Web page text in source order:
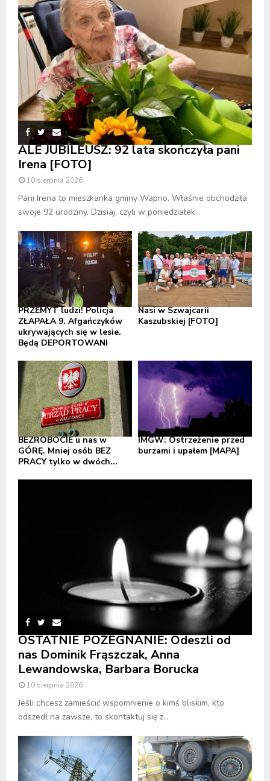
ALE JUBILEUSZ: 92 lata skończyła pani
Irena [FOTO]
10 sierpnia 2026
Pani Irena to mieszkanka gminy Wapno. Właśnie obchodziła
swoje 92 urodziny. Dzisiaj, czyli w poniedziałek...
PRZEMYT ludzi! Policja
ZŁAPAŁA 9. Afgańczyków
ukrywających się w lesie.
Będą DEPORTOWANI
Nasi w Szwajcarii
Kaszubskiej [FOTO]
BEZROBOCIE u nas w
GÓRĘ. Mniej osób BEZ
PRACY tylko w dwóch...
IMGW: Ostrzeżenie przed
burzami i upałem [MAPA]
OSTATNIE POŻEGNANIE: Odeszli od
nas Dominik Frąszczak, Anna
Lewandowska, Barbara Borucka
10 sierpnia 2026
Jeśli chcesz zamieścić wspomnienie o kimś bliskim, kto
odszedł na zawsze, to skontaktuj się z...